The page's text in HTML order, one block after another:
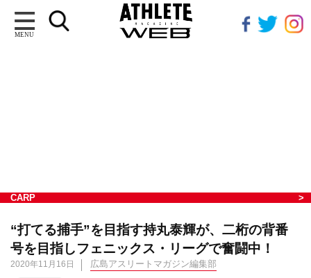
MENU
CARP
“打てる捕手”を目指す持丸泰輝が、二桁の背番
号を目指しフェニックス・リーグで奮闘中！
2020年11月16日 広島アスリートマガジン編集部